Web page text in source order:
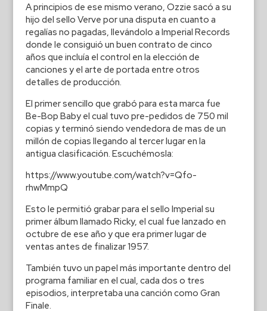
A principios de ese mismo verano, Ozzie sacó a su
hijo del sello Verve por una disputa en cuanto a
regalías no pagadas, llevándolo a Imperial Records
donde le consiguió un buen contrato de cinco
años que incluía el control en la elección de
canciones y el arte de portada entre otros
detalles de producción.
El primer sencillo que grabó para esta marca fue
Be-Bop Baby el cual tuvo pre-pedidos de 750 mil
copias y terminó siendo vendedora de mas de un
millón de copias llegando al tercer lugar en la
antigua clasificación. Escuchémosla:
https://www.youtube.com/watch?v=Qfo-
rhwMmpQ
Esto le permitió grabar para el sello Imperial su
primer álbum llamado Ricky, el cual fue lanzado en
octubre de ese año y que era primer lugar de
ventas antes de finalizar 1957.
También tuvo un papel más importante dentro del
programa familiar en el cual, cada dos o tres
episodios, interpretaba una canción como Gran
Finale.